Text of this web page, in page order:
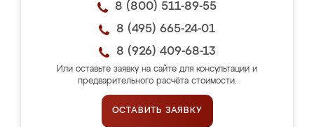
8 (800) 511-89-55
8 (495) 665-24-01
8 (926) 409-68-13
Или оставьте заявку на сайте для консультации и
предварительного расчёта стоимости.
ОСТАВИТЬ ЗАЯВКУ